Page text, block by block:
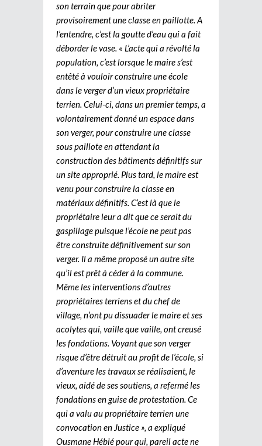
son terrain que pour abriter
provisoirement une classe en paillotte. A
l’entendre, c’est la goutte d’eau qui a fait
déborder le vase. « L’acte qui a révolté la
population, c’est lorsque le maire s’est
entêté à vouloir construire une école
dans le verger d’un vieux propriétaire
terrien. Celui-ci, dans un premier temps, a
volontairement donné un espace dans
son verger, pour construire une classe
sous paillote en attendant la
construction des bâtiments définitifs sur
un site approprié. Plus tard, le maire est
venu pour construire la classe en
matériaux définitifs. C’est là que le
propriétaire leur a dit que ce serait du
gaspillage puisque l’école ne peut pas
être construite définitivement sur son
verger. Il a même proposé un autre site
qu’il est prêt à céder à la commune.
Même les interventions d’autres
propriétaires terriens et du chef de
village, n’ont pu dissuader le maire et ses
acolytes qui, vaille que vaille, ont creusé
les fondations. Voyant que son verger
risque d’être détruit au profit de l’école, si
d’aventure les travaux se réalisaient, le
vieux, aidé de ses soutiens, a refermé les
fondations en guise de protestation. Ce
qui a valu au propriétaire terrien une
convocation en Justice », a expliqué
Ousmane Hébié pour qui, pareil acte ne